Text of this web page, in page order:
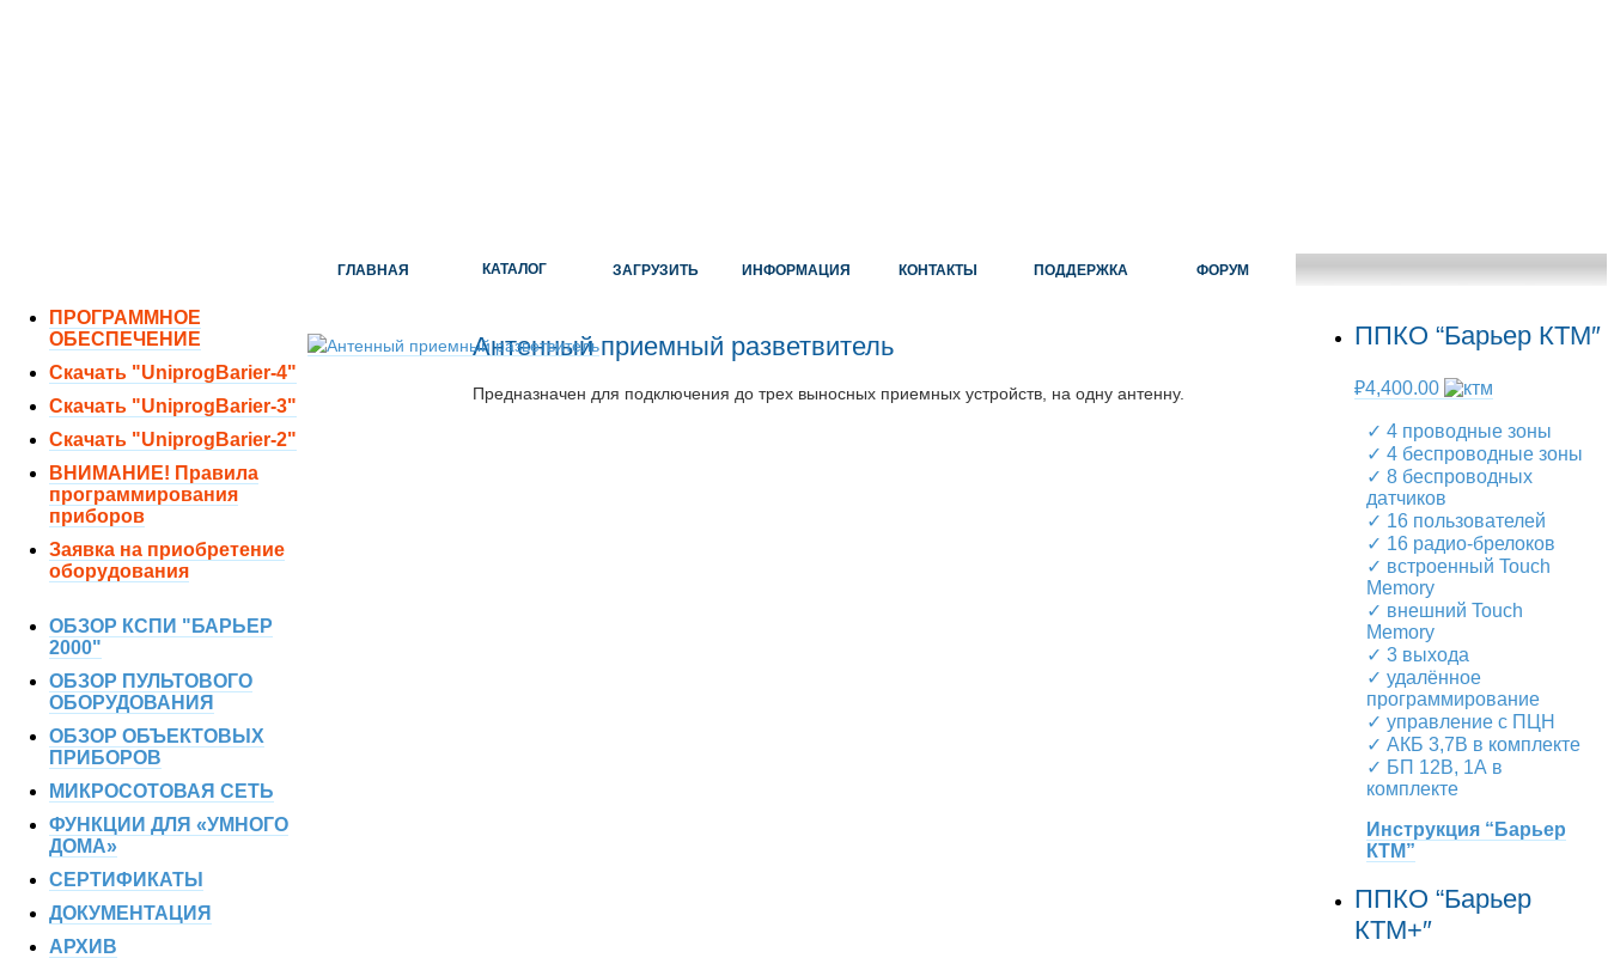
ПРОГРАММНОЕ
ОБЕСПЕЧЕНИЕ
Скачать "UniprogBarier-4"
Скачать "UniprogBarier-3"
Скачать "UniprogBarier-2"
ВНИМАНИЕ! Правила
программирования
приборов
Заявка на приобретение
оборудования
ОБЗОР КСПИ "БАРЬЕР
2000"
ОБЗОР ПУЛЬТОВОГО
ОБОРУДОВАНИЯ
ОБЗОР ОБЪЕКТОВЫХ
ПРИБОРОВ
МИКРОСОТОВАЯ СЕТЬ
ФУНКЦИИ ДЛЯ «УМНОГО
ДОМА»
СЕРТИФИКАТЫ
ДОКУМЕНТАЦИЯ
АРХИВ
ГЛАВНАЯ КАТАЛОГ ЗАГРУЗИТЬ ИНФОРМАЦИЯ КОНТАКТЫ ПОДДЕРЖКА ФОРУМ
Антенный приемный разветвитель
Предназначен для подключения до трех выносных приемных устройств, на одну антенну.
ППКО “Барьер КТМ″
₽4,400.00
✓ 4 проводные зоны
✓ 4 беспроводные зоны
✓ 8 беспроводных
датчиков
✓ 16 пользователей
✓ 16 радио-брелоков
✓ встроенный Touch
Memory
✓ внешний Touch
Memory
✓ 3 выхода
✓ удалённое
программирование
✓ управление с ПЦН
✓ АКБ 3,7В в комплекте
✓ БП 12В, 1А в
комплекте
Инструкция “Барьер
КТМ”
ППКО “Барьер
КТМ+″